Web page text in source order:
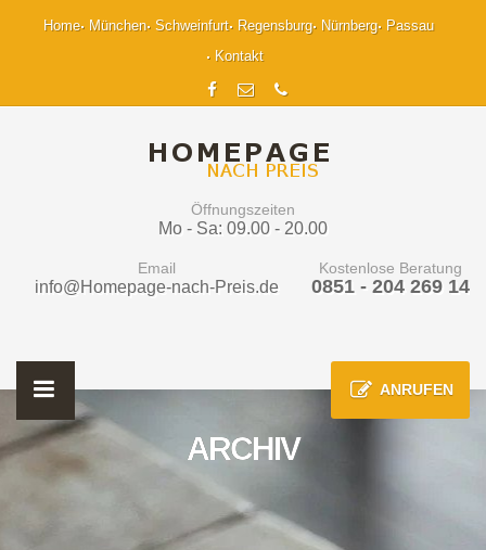
Home München Schweinfurt Regensburg Nürnberg
Passau
Kontakt
Öffnungszeiten
Mo - Sa: 09.00 - 20.00
Email
info@Homepage-nach-Preis.de
Kostenlose Beratung
0851 - 204 269 14
ANRUFEN
ARCHIV